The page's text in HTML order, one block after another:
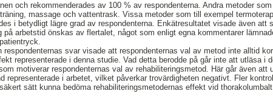
och rekommenderades av 100 % av respondenterna. Andra metoder som
massage och vattentrask. Vissa metoder som till exempel
i betydligt lägre grad av respondenterna. Enkätresultatet visade även att
arbetstid önskas av flertalet, något som enligt egna kommentarer
svar visade att respondenternas val av metod inte alltid
representerade i denna studie. Vad detta berodde på går inte att utläsa i
motiverar respondenternas val av rehabiliteringsmetod. Här går även att
representerade i arbetet, vilket påverkar trovärdigheten negativt. Fler
sätt kunna bedöma rehabiliteringsmetodernas effekt vid